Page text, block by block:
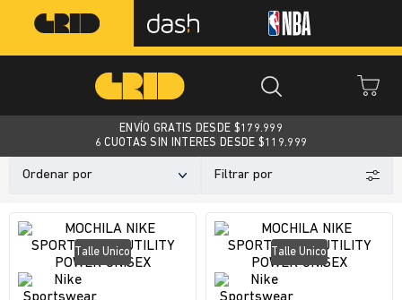
ENVÍO GRATIS DESDE $179.999
6 CUOTAS SIN INTERES DESDE $119.999
Ordenar por
Talle Unico Talle Unico